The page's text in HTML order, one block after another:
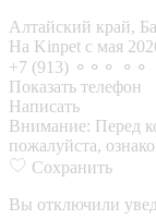
Алтайский край,
На Kinpet c мая
+7 (913) ⚬⚬⚬ ⚬⚬
Показать телефон
Написать
Внимание: Перед
пожалуйста,
Сохранить
Вы отключили